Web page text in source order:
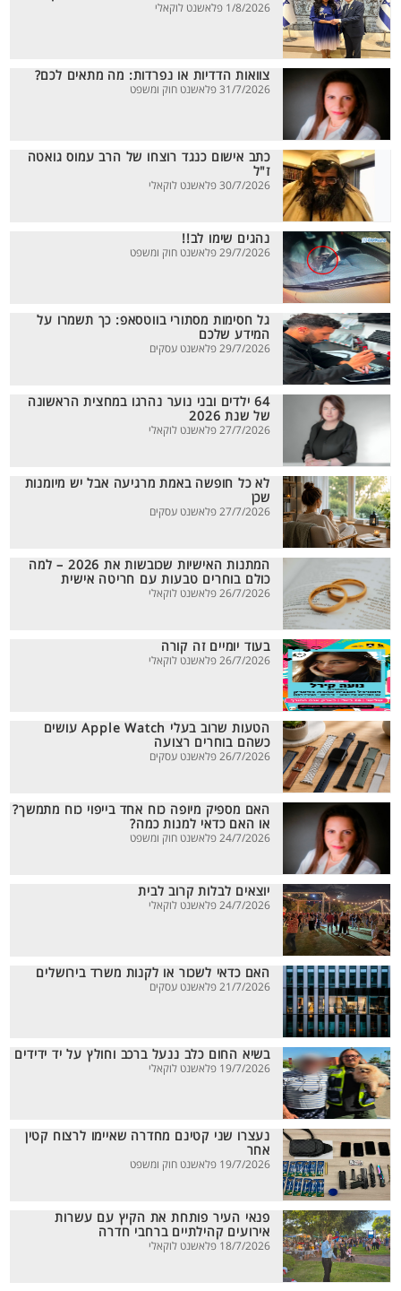
1/8/2026 פלאשנט לוקאלי
צוואות הדדיות או נפרדות: מה מתאים לכם?
31/7/2026 פלאשנט חוק ומשפט
כתב אישום כנגד רוצחו של הרב עמוס גואטה
ז"ל
30/7/2026 פלאשנט לוקאלי
נהגים שימו לב!!
29/7/2026 פלאשנט חוק ומשפט
גל חסימות מסתורי בווטסאפ: כך תשמרו על
המידע שלכם
29/7/2026 פלאשנט עסקים
64 ילדים ובני נוער נהרגו במחצית הראשונה
של שנת 2026
27/7/2026 פלאשנט לוקאלי
לא כל חופשה באמת מרגיעה אבל יש מיומנות
שכן
27/7/2026 פלאשנט עסקים
המתנות האישיות שכובשות את 2026 – למה
כולם בוחרים טבעות עם חריטה אישית
26/7/2026 פלאשנט לוקאלי
בעוד יומיים זה קורה
26/7/2026 פלאשנט לוקאלי
הטעות שרוב בעלי Apple Watch עושים
כשהם בוחרים רצועה
26/7/2026 פלאשנט עסקים
האם מספיק מיופה כוח אחד בייפוי כוח מתמשך?
או האם כדאי למנות כמה?
24/7/2026 פלאשנט חוק ומשפט
יוצאים לבלות קרוב לבית
24/7/2026 פלאשנט לוקאלי
האם כדאי לשכור או לקנות משרד בירושלים
21/7/2026 פלאשנט עסקים
בשיא החום כלב ננעל ברכב וחולץ על יד ידידים
19/7/2026 פלאשנט לוקאלי
נעצרו שני קטינם מחדרה שאיימו לרצוח קטין
אחר
19/7/2026 פלאשנט חוק ומשפט
פנאי העיר פותחת את הקיץ עם עשרות
אירועים קהילתיים ברחבי חדרה
18/7/2026 פלאשנט לוקאלי